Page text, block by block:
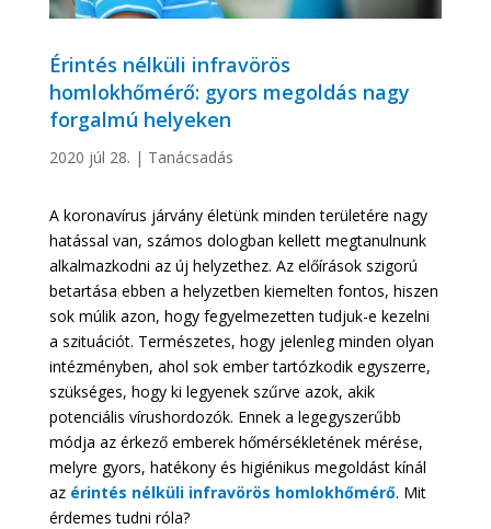
Érintés nélküli infravörös
homlokhőmérő: gyors megoldás nagy
forgalmú helyeken
2020 júl 28. | Tanácsadás
A koronavírus járvány életünk minden területére nagy
hatással van, számos dologban kellett megtanulnunk
alkalmazkodni az új helyzethez. Az előírások szigorú
betartása ebben a helyzetben kiemelten fontos, hiszen
sok múlik azon, hogy fegyelmezetten tudjuk-e kezelni
a szituációt. Természetes, hogy jelenleg minden olyan
intézményben, ahol sok ember tartózkodik egyszerre,
szükséges, hogy ki legyenek szűrve azok, akik
potenciális vírushordozók. Ennek a legegyszerűbb
módja az érkező emberek hőmérsékletének mérése,
melyre gyors, hatékony és higiénikus megoldást kínál
az érintés nélküli infravörös homlokhőmérő. Mit
érdemes tudni róla?